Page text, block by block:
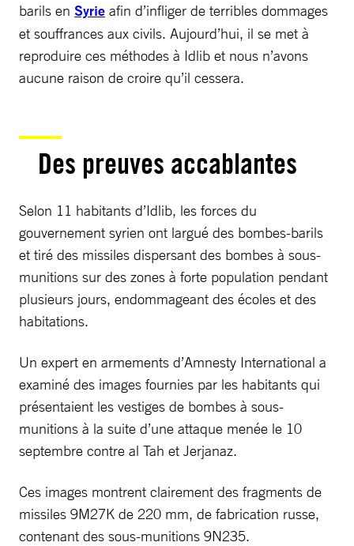
barils en Syrie afin d’infliger de terribles dommages
et souffrances aux civils. Aujourd’hui, il se met à
reproduire ces méthodes à Idlib et nous n’avons
aucune raison de croire qu’il cessera.
Des preuves accablantes
Selon 11 habitants d’Idlib, les forces du
gouvernement syrien ont largué des bombes-barils
et tiré des missiles dispersant des bombes à sous-
munitions sur des zones à forte population pendant
plusieurs jours, endommageant des écoles et des
habitations.
Un expert en armements d’Amnesty International a
examiné des images fournies par les habitants qui
présentaient les vestiges de bombes à sous-
munitions à la suite d’une attaque menée le 10
septembre contre al Tah et Jerjanaz.
Ces images montrent clairement des fragments de
missiles 9M27K de 220 mm, de fabrication russe,
contenant des sous-munitions 9N235.